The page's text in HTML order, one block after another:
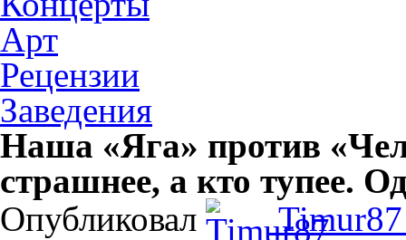
Арт
Рецензии
Заведения
Наша «Яга» против
страшнее, а кто тупее.
Опубликовал